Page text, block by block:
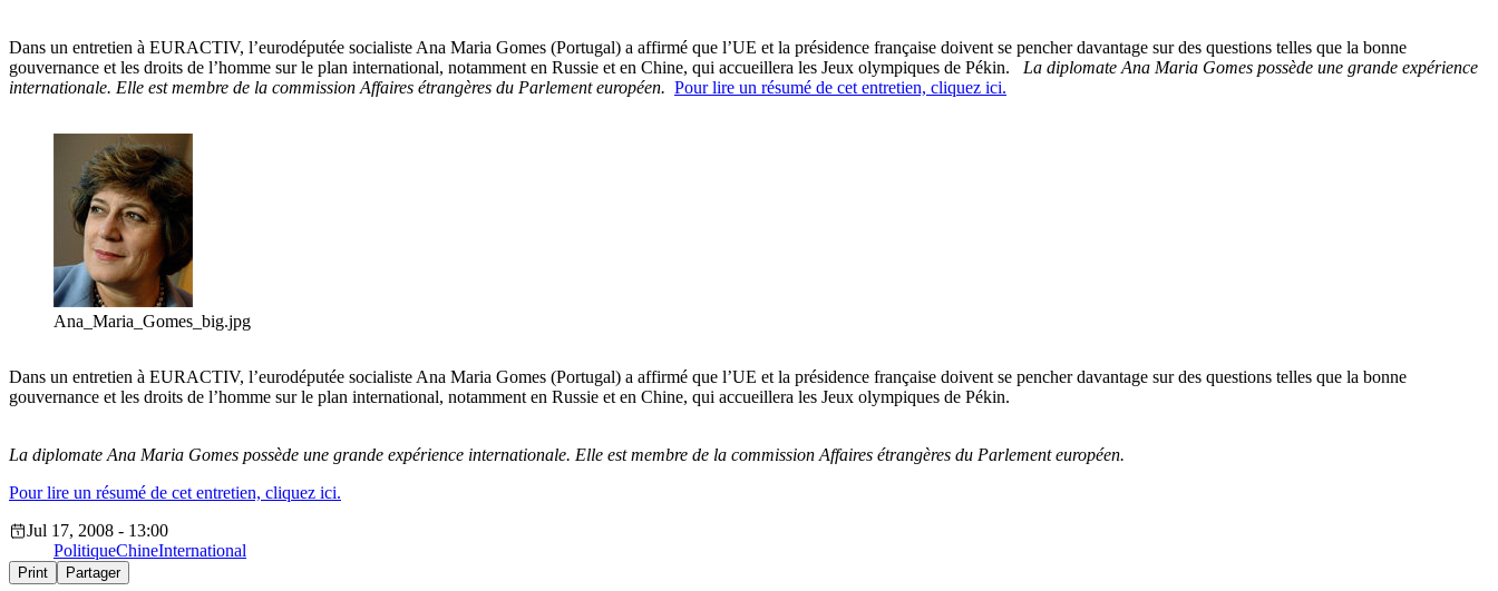
Dans un entretien à EURACTIV, l’eurodéputée socialiste Ana Maria Gomes (Portugal) a affirmé que l’UE et la présidence française doivent se pencher davantage sur des questions telles que la bonne
gouvernance et les droits de l’homme sur le plan international, notamment en Russie et en Chine, qui accueillera les Jeux olympiques de Pékin. La diplomate Ana Maria Gomes possède une grande expérience
internationale. Elle est membre de la commission Affaires étrangères du Parlement européen. Pour lire un résumé de cet entretien, cliquez ici.
Ana_Maria_Gomes_big.jpg
Dans un entretien à EURACTIV, l’eurodéputée socialiste Ana Maria Gomes (Portugal) a affirmé que l’UE et la présidence française doivent se pencher davantage sur des questions telles que la bonne
gouvernance et les droits de l’homme sur le plan international, notamment en Russie et en Chine, qui accueillera les Jeux olympiques de Pékin.
La diplomate Ana Maria Gomes possède une grande expérience internationale. Elle est membre de la commission Affaires étrangères du Parlement européen.
Pour lire un résumé de cet entretien, cliquez ici.
Jul 17, 2008 - 13:00
PolitiqueChineInternational
Print Partager